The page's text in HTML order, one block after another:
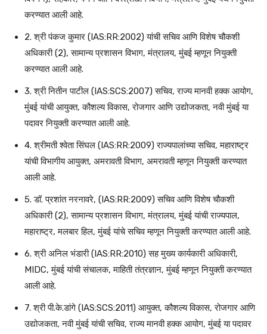
करण्यात आली आहे.
2. श्री पंकज कुमार (IAS:RR:2002) यांची सचिव आणि विशेष चौकशी
अधिकारी (2), सामान्य प्रशासन विभाग, मंत्रालय, मुंबई म्हणून नियुक्ती
करण्यात आली आहे.
3. श्री नितीन पाटील (IAS:SCS:2007) सचिव, राज्य मानवी हक्क आयोग,
मुंबई यांची आयुक्त, कौशल्य विकास, रोजगार आणि उद्योजकता, नवी मुंबई या
पदावर नियुक्ती करण्यात आली आहे.
4. श्रीमती श्वेता सिंघल (IAS:RR:2009) राज्यपालांच्या सचिव, महाराष्ट्र
यांची विभागीय आयुक्त, अमरावती विभाग, अमरावती म्हणून नियुक्ती करण्यात
आली आहे.
5. डॉ. प्रशांत नरनावरे, (IAS:RR:2009) सचिव आणि विशेष चौकशी
अधिकारी (2), सामान्य प्रशासन विभाग, मंत्रालय, मुंबई यांची राज्यपाल,
महाराष्ट्र, मलबार हिल, मुंबई यांचे सचिव म्हणून नियुक्ती करण्यात आली आहे.
6. श्री अनिल भंडारी (IAS:RR:2010) सह मुख्य कार्यकारी अधिकारी,
MIDC, मुंबई यांची संचालक, माहिती तंत्रज्ञान, मुंबई म्हणून नियुक्ती करण्यात
आली आहे.
7. श्री पी.के.डांगे (IAS:SCS:2011) आयुक्त, कौशल्य विकास, रोजगार आणि
उद्योजकता, नवी मुंबई यांची सचिव, राज्य मानवी हक्क आयोग, मुंबई या पदावर